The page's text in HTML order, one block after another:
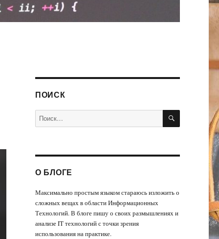
ПОИСК
Искать: ПОИСК
О БЛОГЕ
Максимально простым языком стараюсь изложить о
сложных вещах в области Информационных
Технологий. В блоге пишу о своих размышлениях и
анализе IT технологий с точки зрения
использования на практике.